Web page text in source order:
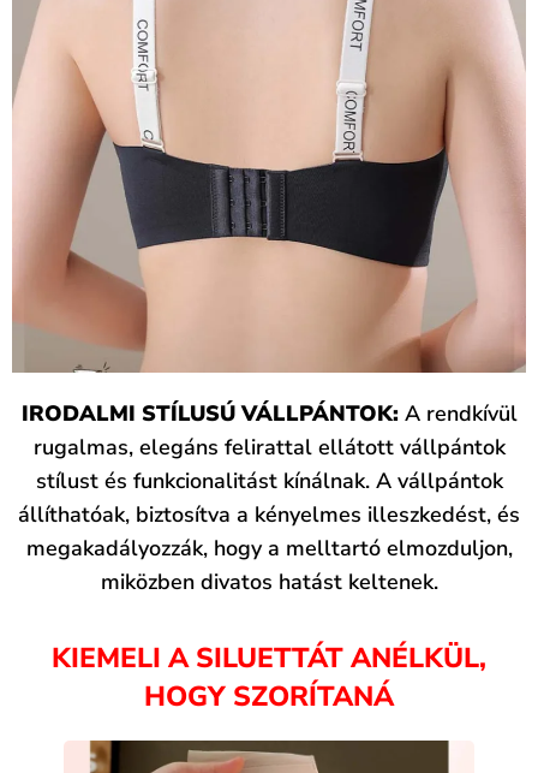
IRODALMI STÍLUSÚ VÁLLPÁNTOK:A rendkívül
rugalmas, elegáns felirattal ellátott vállpántok
stílust és funkcionalitást kínálnak. A vállpántok
állíthatóak, biztosítva a kényelmes illeszkedést, és
megakadályozzák, hogy a melltartó elmozduljon,
miközben divatos hatást keltenek.
KIEMELI A SILUETTÁT ANÉLKÜL,
HOGY SZORÍTANÁ